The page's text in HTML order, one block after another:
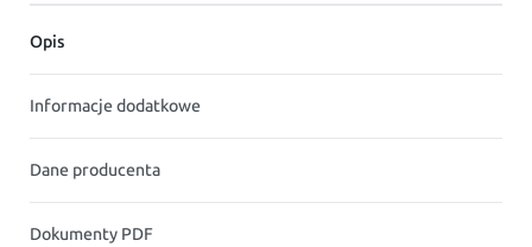
Opis
Informacje dodatkowe
Dane producenta
Dokumenty PDF